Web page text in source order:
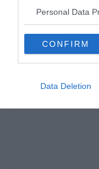
Personal Data
CONFIRM
Data Deletion
Az autók a körülbelül
plusz az elektromos
turbó motorok
elérhetik.